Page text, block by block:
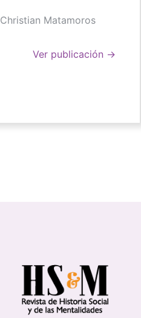
Christian Matamoros
Ver publicación →